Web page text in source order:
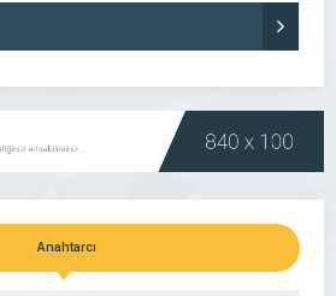
Anahtarcı